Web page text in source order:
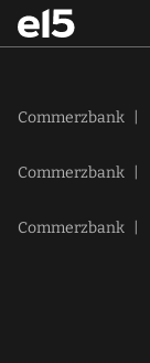
Commerzbank
Commerzbank
Commerzbank